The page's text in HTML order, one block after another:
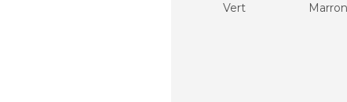
Vert Marron